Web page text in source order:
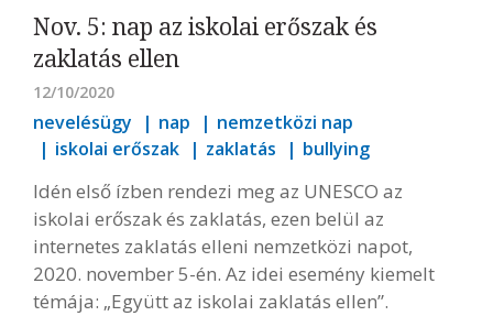
Nov. 5: nap az iskolai erőszak és
zaklatás ellen
12/10/2020
nevelésügy nap
nemzetközi nap
iskolai erőszak
zaklatás bullying
Idén első ízben rendezi meg az UNESCO az
iskolai erőszak és zaklatás, ezen belül az
internetes zaklatás elleni nemzetközi napot,
2020. november 5-én. Az idei esemény kiemelt
témája: „Együtt az iskolai zaklatás ellen”.